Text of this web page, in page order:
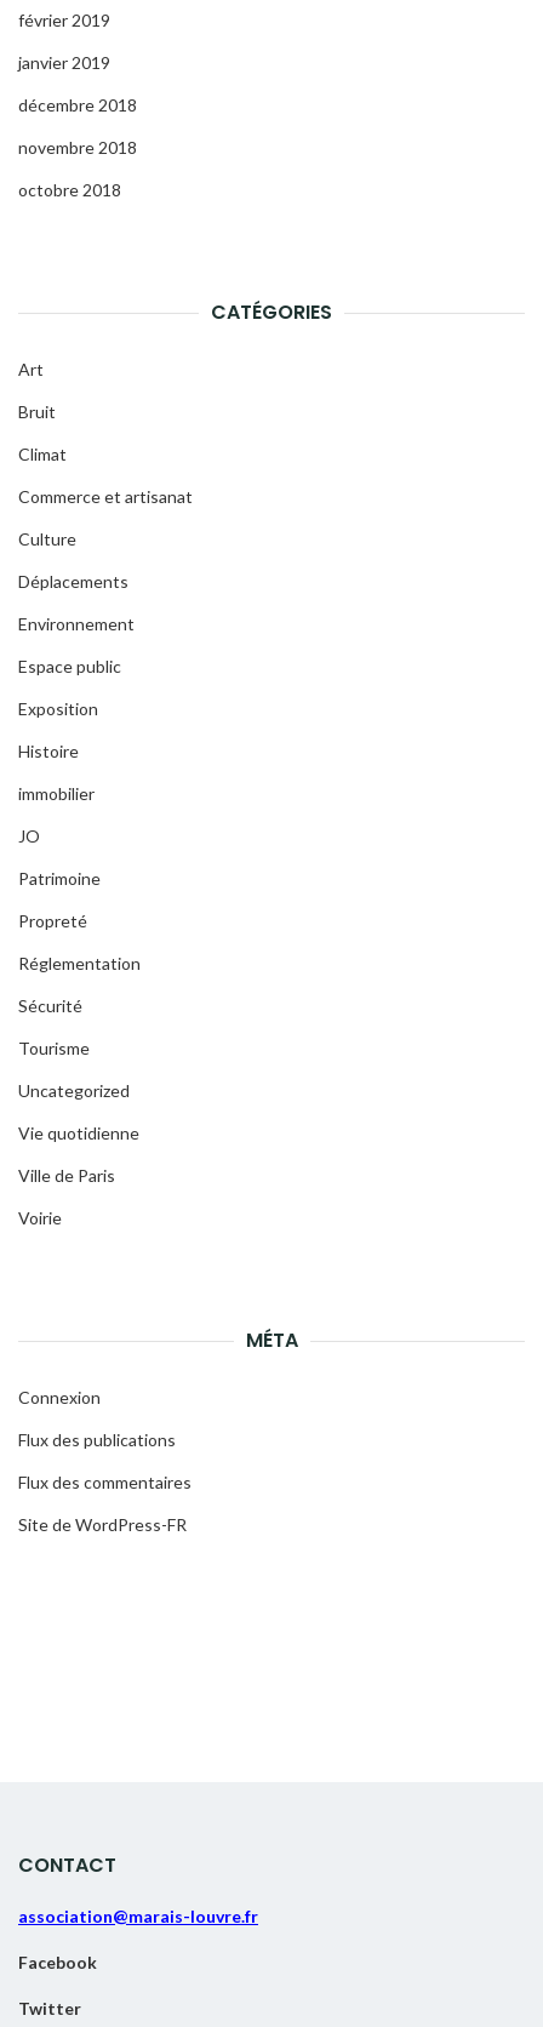
février 2019
janvier 2019
décembre 2018
novembre 2018
octobre 2018
CATÉGORIES
Art
Bruit
Climat
Commerce et artisanat
Culture
Déplacements
Environnement
Espace public
Exposition
Histoire
immobilier
JO
Patrimoine
Propreté
Réglementation
Sécurité
Tourisme
Uncategorized
Vie quotidienne
Ville de Paris
Voirie
MÉTA
Connexion
Flux des publications
Flux des commentaires
Site de WordPress-FR
CONTACT
association@marais-louvre.fr
Facebook
Twitter